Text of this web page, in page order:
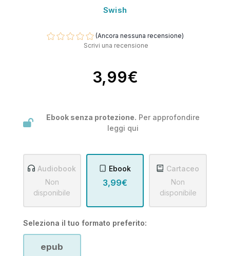
Swish
(Ancora nessuna recensione)
Scrivi una recensione
3,99€
Ebook senza protezione. Per approfondire
leggi qui
Audiobook
Non
disponibile
Ebook
3,99€
Cartaceo
Non
disponibile
Seleziona il tuo formato preferito:
epub